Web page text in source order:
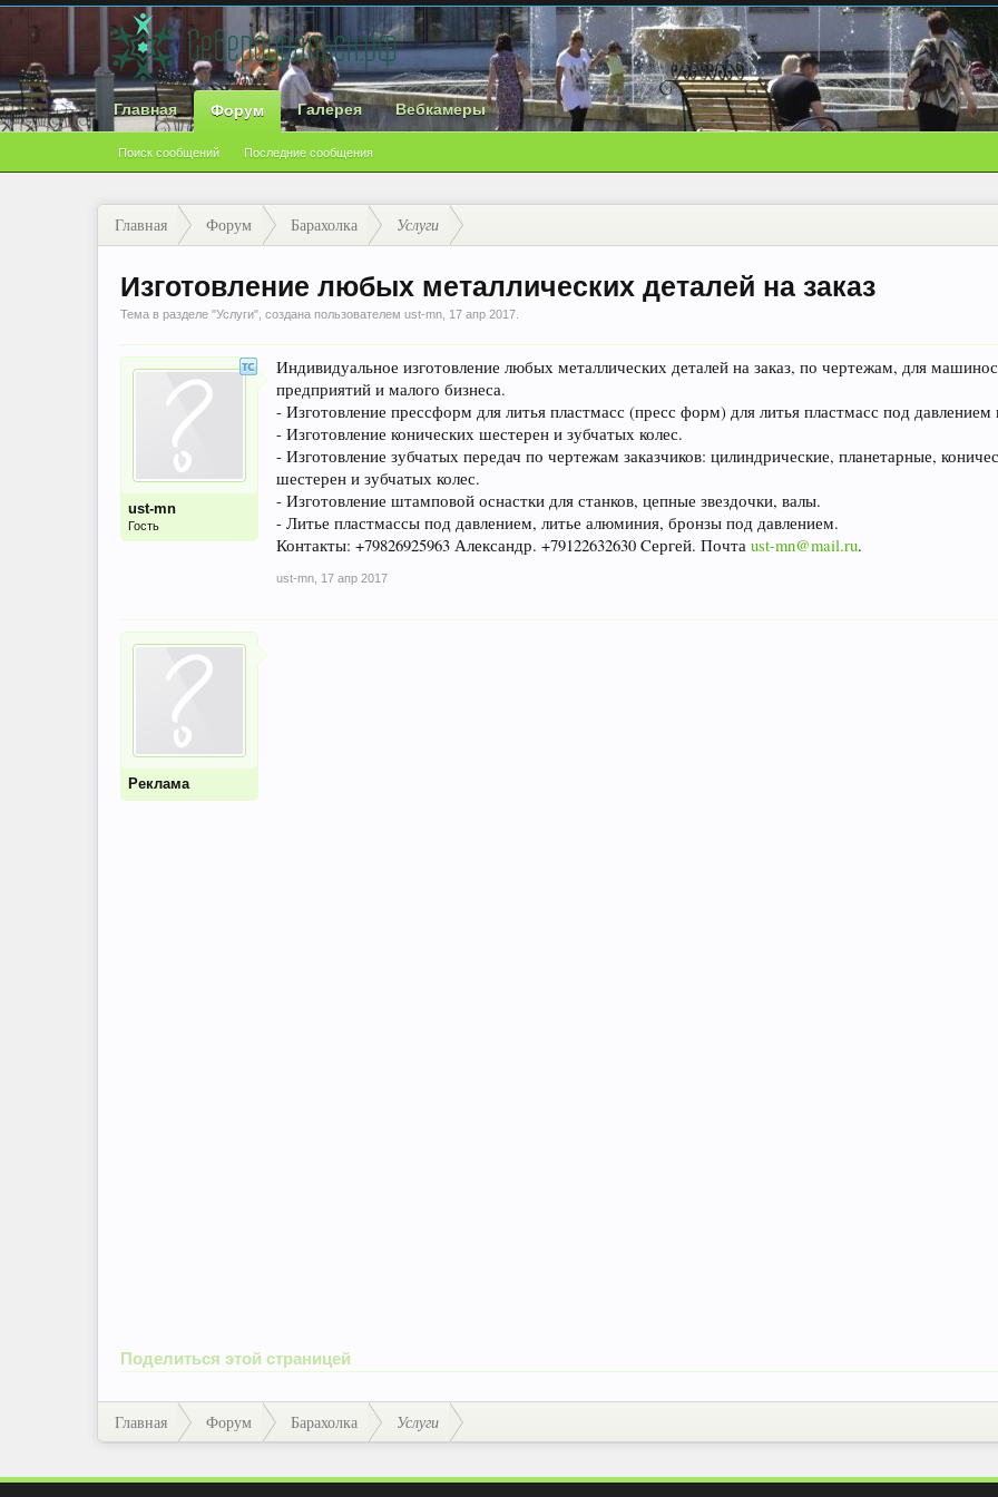
Главная Форум
Поиск сообщений Последние сообщения
Галерея Вебкамеры
Главная Форум Барахолка Услуги
Изготовление любых металлических деталей на заказ
Тема в разделе "Услуги", создана пользователем ust-mn 17 апр 2017
ust-mn
Гость
Индивидуальное изготовление любых металлических деталей на заказ, по чертежам, для
предприятий и малого бизнеса.
- Изготовление прессформ для литья пластмасс (пресс форм) для литья пластмасс под
- Изготовление конических шестерен и зубчатых колес.
- Изготовление зубчатых передач по чертежам заказчиков: цилиндрические, планетарные,
шестерен и зубчатых колес.
- Изготовление штамповой оснастки для станков, цепные звездочки, валы.
- Литье пластмассы под давлением, литье алюминия, бронзы под давлением.
Контакты: +79826925963 Александр. +79122632630 Cергей. Почта ust-mn@mail.ru.
ust-mn 17 апр 2017
Реклама
Поделиться этой страницей
Главная Форум Барахолка Услуги